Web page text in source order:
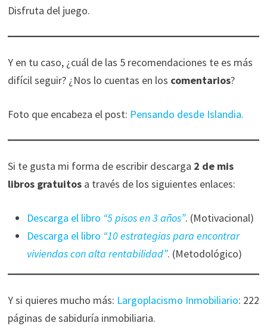
Disfruta del juego.
Y en tu caso, ¿cuál de las 5 recomendaciones te es más
difícil seguir? ¿Nos lo cuentas en los comentarios?
Foto que encabeza el post: Pensando desde Islandia.
Si te gusta mi forma de escribir descarga 2 de mis
libros gratuitosa través de los siguientes enlaces:
Descarga el libro “5 pisos en 3 años”. (Motivacional)
Descarga el libro “10 estrategias para encontrar
viviendas con alta rentabilidad”. (Metodológico)
Y si quieres mucho más: Largoplacismo Inmobiliario: 222
páginas de sabiduría inmobiliaria.